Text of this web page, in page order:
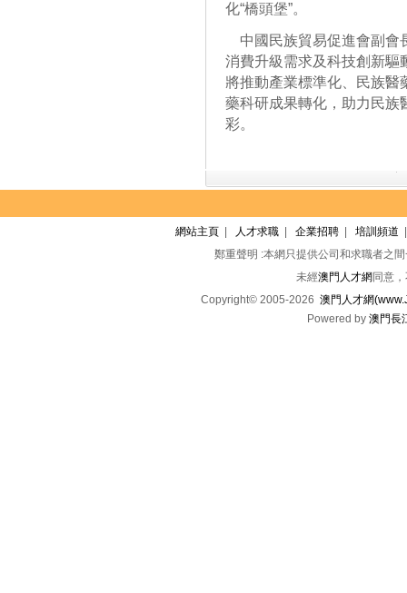
化“橋頭堡”。
中國民族貿易促進會副會
消費升級需求及科技創新驅
將推動產業標準化、民族醫
藥科研成果轉化，助力民族
彩。
網站主頁 人才求職 企業招聘 培訓頻道
鄭重聲明 :本網只提供公司和求職者之
未經澳門人才網 同意
Copyright© 2005-2026 澳門人才網
Powered by 澳門長